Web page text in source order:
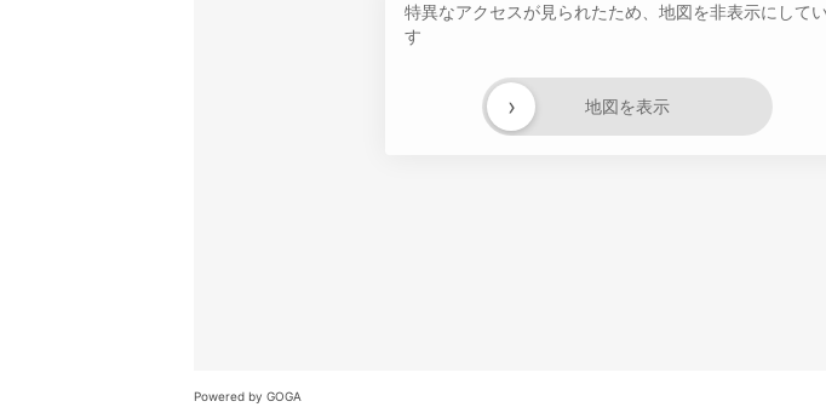
特異なアクセスが見られたため、地図を非表示にして
す
地図を表示
›
Powered by GOGA